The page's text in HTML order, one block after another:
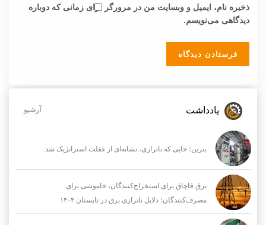
ذخیره نام، ایمیل و وبسایت من در مرورگر برای زمانی که دوباره
دیدگاهی می‌نویسم.
یادداشت آرشیو
بنزین؛ جایی که ناترازی، نشانه‌ای از غفلت استراتژیک شد
برق قاچاق برای استخراج‌کنندگان، خاموشی برای
مصرف‌کنندگان؛ دلایل ناترازی برق در تابستان ۱۴۰۴